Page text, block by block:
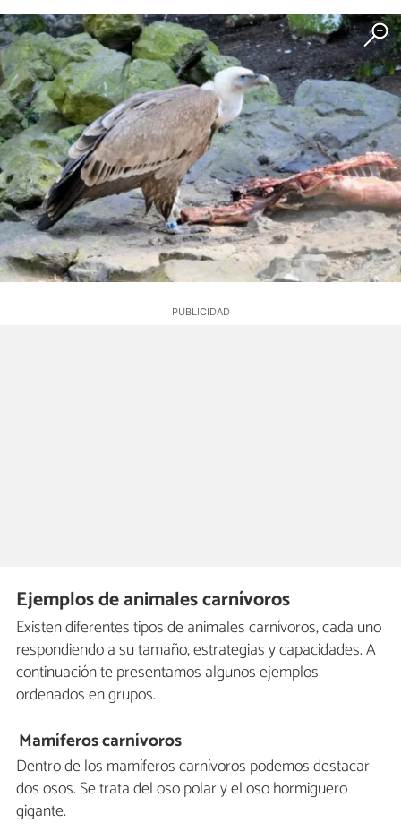
Ejemplos de animales carnívoros
Existen diferentes tipos de animales carnívoros, cada uno
respondiendo a su tamaño, estrategias y capacidades. A
continuación te presentamos algunos ejemplos
ordenados en grupos.
Mamíferos carnívoros
Dentro de los mamíferos carnívoros podemos destacar
dos osos. Se trata del oso polar y el oso hormiguero
gigante.